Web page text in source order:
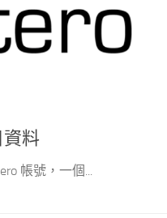
料
帳號，一個...